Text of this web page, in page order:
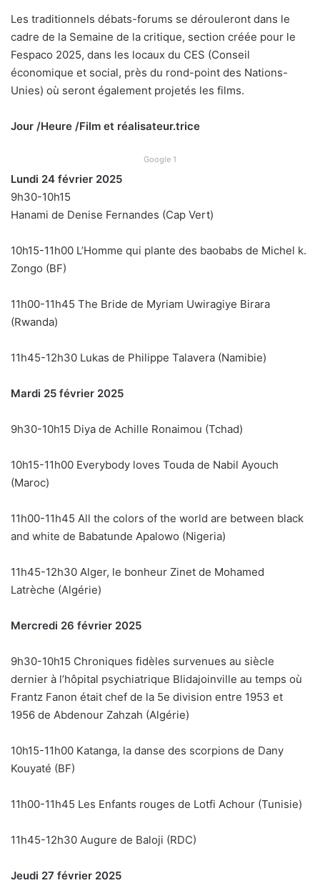
Les traditionnels débats-forums se dérouleront dans le
cadre de la Semaine de la critique, section créée pour le
Fespaco 2025, dans les locaux du CES (Conseil
économique et social, près du rond-point des Nations-
Unies) où seront également projetés les films.
Jour /Heure /Film et réalisateur.trice
Google 1
Lundi 24 février 2025
9h30-10h15
Hanami de Denise Fernandes (Cap Vert)
10h15-11h00 L’Homme qui plante des baobabs de Michel k.
Zongo (BF)
11h00-11h45 The Bride de Myriam Uwiragiye Birara
(Rwanda)
11h45-12h30 Lukas de Philippe Talavera (Namibie)
Mardi 25 février 2025
9h30-10h15 Diya de Achille Ronaimou (Tchad)
10h15-11h00 Everybody loves Touda de Nabil Ayouch
(Maroc)
11h00-11h45 All the colors of the world are between black
and white de Babatunde Apalowo (Nigeria)
11h45-12h30 Alger, le bonheur Zinet de Mohamed
Latrèche (Algérie)
Mercredi 26 février 2025
9h30-10h15 Chroniques fidèles survenues au siècle
dernier à l’hôpital psychiatrique Blidajoinville au temps où
Frantz Fanon était chef de la 5e division entre 1953 et
1956 de Abdenour Zahzah (Algérie)
10h15-11h00 Katanga, la danse des scorpions de Dany
Kouyaté (BF)
11h00-11h45 Les Enfants rouges de Lotfi Achour (Tunisie)
11h45-12h30 Augure de Baloji (RDC)
Jeudi 27 février 2025